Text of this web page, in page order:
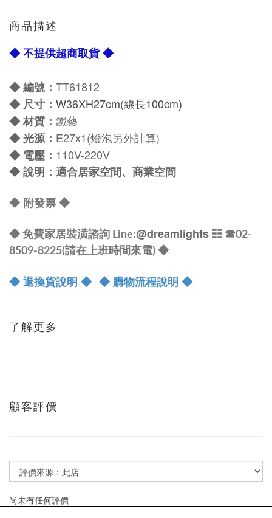
商品描述
◆ 不提供超商取貨 ◆
◆ 編號： TT61812
◆ 尺寸： W36XH27cm(線長100cm)
◆材質： 鐵藝
◆光源： E27x1(燈泡另外計算)
◆ 電壓： 110V-220V
◆說明：適合居家空間、商業空間
◆ 附發票◆
◆ 免費家居裝潢諮詢 Line:@dreamlights ☷ ☎02-
8509-8225(請在上班時間來電) ◆
◆ 退換貨說明 ◆ ◆ 購物流程說明 ◆
了解更多
顧客評價
尚未有任何評價